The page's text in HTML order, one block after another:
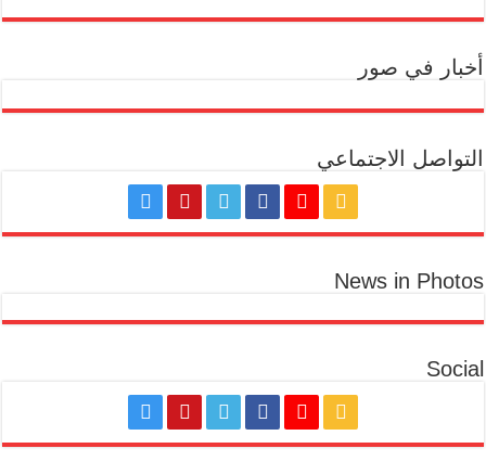
أخبار في صور
التواصل الاجتماعي
News in Photos
Social